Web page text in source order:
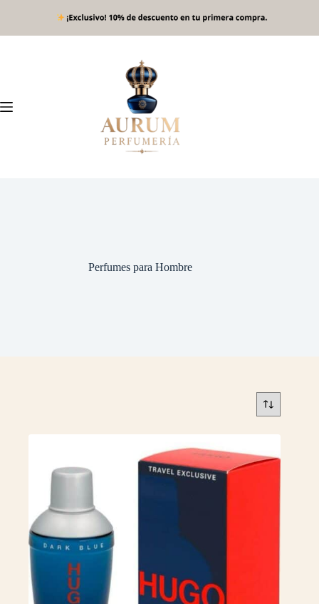
Perfumes para Hombre